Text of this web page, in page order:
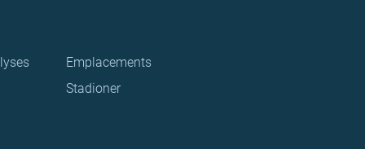
Emplacements
Stadioner